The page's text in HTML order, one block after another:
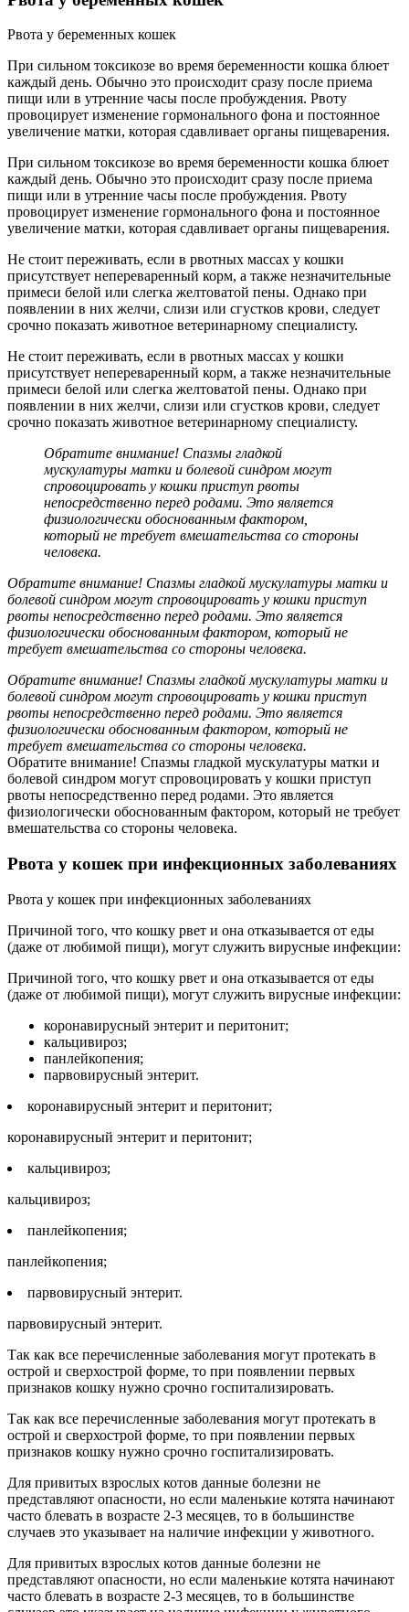
Рвота у беременных кошек
При сильном токсикозе во время беременности кошка блюет
каждый день. Обычно это происходит сразу после приема
пищи или в утренние часы после пробуждения. Рвоту
провоцирует изменение гормонального фона и постоянное
увеличение матки, которая сдавливает органы пищеварения.
При сильном токсикозе во время беременности кошка блюет
каждый день. Обычно это происходит сразу после приема
пищи или в утренние часы после пробуждения. Рвоту
провоцирует изменение гормонального фона и постоянное
увеличение матки, которая сдавливает органы пищеварения.
Не стоит переживать, если в рвотных массах у кошки
присутствует непереваренный корм, а также незначительные
примеси белой или слегка желтоватой пены. Однако при
появлении в них желчи, слизи или сгустков крови, следует
срочно показать животное ветеринарному специалисту.
Не стоит переживать, если в рвотных массах у кошки
присутствует непереваренный корм, а также незначительные
примеси белой или слегка желтоватой пены. Однако при
появлении в них желчи, слизи или сгустков крови, следует
срочно показать животное ветеринарному специалисту.
Обратите внимание! Спазмы гладкой
мускулатуры матки и болевой синдром могут
спровоцировать у кошки приступ рвоты
непосредственно перед родами. Это является
физиологически обоснованным фактором,
который не требует вмешательства со стороны
человека.
Обратите внимание! Спазмы гладкой мускулатуры матки и
болевой синдром могут спровоцировать у кошки приступ
рвоты непосредственно перед родами. Это является
физиологически обоснованным фактором, который не
требует вмешательства со стороны человека.
Обратите внимание! Спазмы гладкой мускулатуры матки и
болевой синдром могут спровоцировать у кошки приступ
рвоты непосредственно перед родами. Это является
физиологически обоснованным фактором, который не
требует вмешательства со стороны человека.
Обратите внимание! Спазмы гладкой мускулатуры матки и
болевой синдром могут спровоцировать у кошки приступ
рвоты непосредственно перед родами. Это является
физиологически обоснованным фактором, который не требует
вмешательства со стороны человека.
Рвота у кошек при инфекционных заболеваниях
Рвота у кошек при инфекционных заболеваниях
Причиной того, что кошку рвет и она отказывается от еды
(даже от любимой пищи), могут служить вирусные инфекции:
Причиной того, что кошку рвет и она отказывается от еды
(даже от любимой пищи), могут служить вирусные инфекции:
коронавирусный энтерит и перитонит;
кальцивироз;
панлейкопения;
парвовирусный энтерит.
коронавирусный энтерит и перитонит;
коронавирусный энтерит и перитонит;
кальцивироз;
кальцивироз;
панлейкопения;
панлейкопения;
парвовирусный энтерит.
парвовирусный энтерит.
Так как все перечисленные заболевания могут протекать в
острой и сверхострой форме, то при появлении первых
признаков кошку нужно срочно госпитализировать.
Так как все перечисленные заболевания могут протекать в
острой и сверхострой форме, то при появлении первых
признаков кошку нужно срочно госпитализировать.
Для привитых взрослых котов данные болезни не
представляют опасности, но если маленькие котята начинают
часто блевать в возрасте 2-3 месяцев, то в большинстве
случаев это указывает на наличие инфекции у животного.
Для привитых взрослых котов данные болезни не
представляют опасности, но если маленькие котята начинают
часто блевать в возрасте 2-3 месяцев, то в большинстве